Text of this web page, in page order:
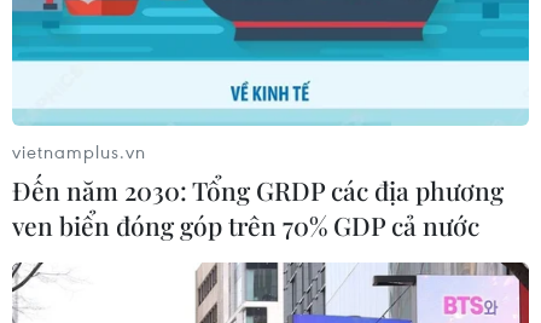
RSS
Hỗ trợ
TTXVN
Dịch vụ tin
Quảng cáo
Liên hệ
Giấy phép số: 1374/GP-BTTTT do Bộ Thông tin và Truyền thông
cấp ngày 11/9/2008.
vietnamplus.vn
Đến năm 2030: Tổng GRDP các địa phương
ven biển đóng góp trên 70% GDP cả nước